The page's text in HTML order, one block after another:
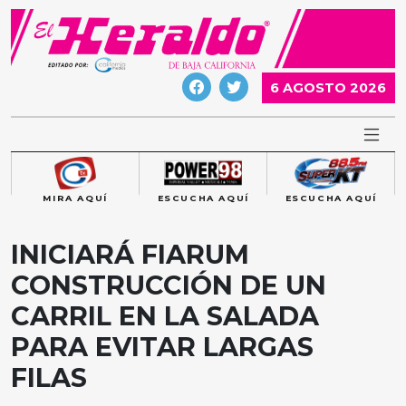
Skip
content
6 AGOSTO 2026
MIRA AQUÍ ESCUCHA AQUÍ ESCUCHA AQUÍ
INICIARÁ FIARUM
CONSTRUCCIÓN DE UN
CARRIL EN LA SALADA
PARA EVITAR LARGAS
FILAS